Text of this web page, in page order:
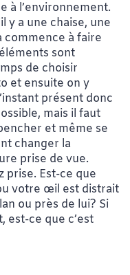
à l’environnement.
y a une chaise, une
commence à faire
sont
de choisir
et ensuite on y
présent donc
mais il faut
et même se
changer la
prise de vue.
prise. Est-ce que
votre œil est distrait
ou près de lui? Si
est-ce que c’est